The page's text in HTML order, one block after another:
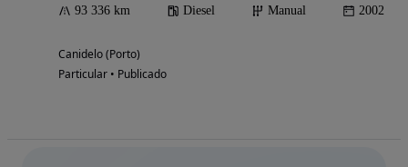
93 336 km Diesel Manual 2002
Canidelo (Porto)
Particular • Publicado